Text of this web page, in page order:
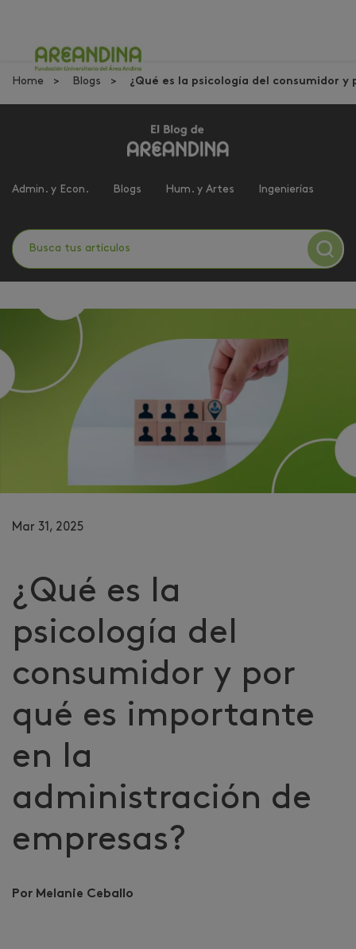
Home Blogs ¿Qué es la psicología del consumidor
Admin. y Econ. Blogs Hum. y Artes Ingenierías
Mar 31, 2025
¿Qué es la
psicología del
consumidor y por
qué es importante
en la
administración de
empresas?
Por Melanie Ceballo